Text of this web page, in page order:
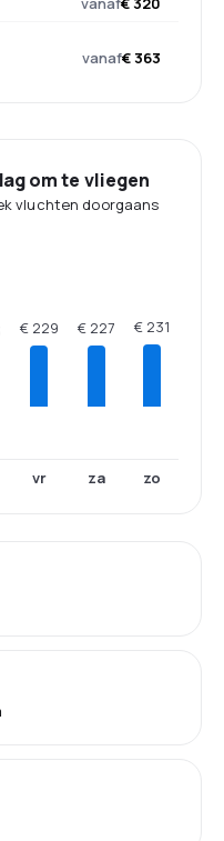
vanaf€ 363
om te vliegen
vluchten doorgaans
€ 229
vr
€ 227
za
€ 231
zo